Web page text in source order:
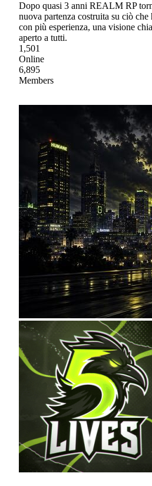
Dopo quasi 3 anni REALM RP
nuova partenza costruita su ciò
con più esperienza, una visione
aperto a tutti.
1,501
Online
6,895
Members